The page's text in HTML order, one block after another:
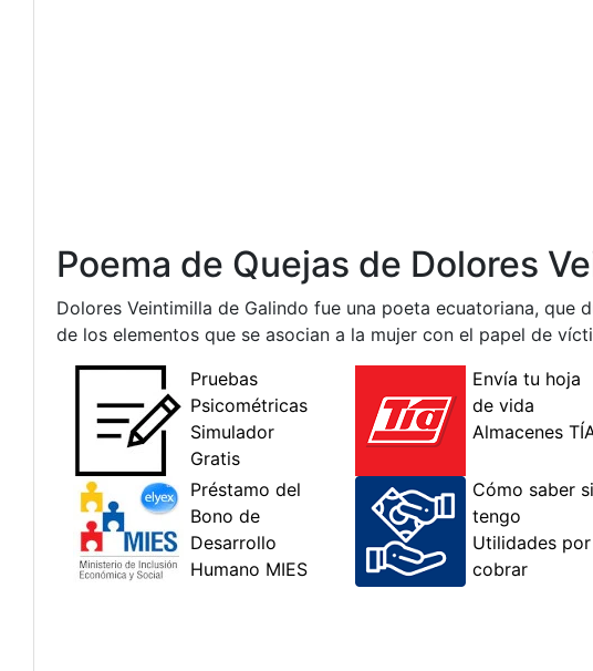
Poema de Quejas de Dolores
Dolores Veintimilla de Galindo fue una poeta ecuatoriana,
de los elementos que se asocian a la mujer con el papel de